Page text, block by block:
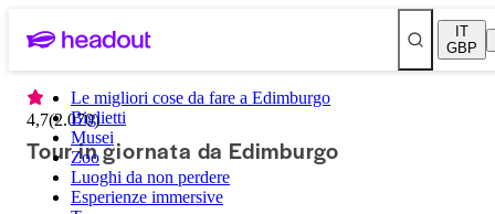
IT
GBP
Le migliori cose da fare a Edimburgo
Biglietti
Musei
Zoo
Luoghi da non perdere
Esperienze immersive
4,7(2.070)
Tour in giornata da Edimburgo